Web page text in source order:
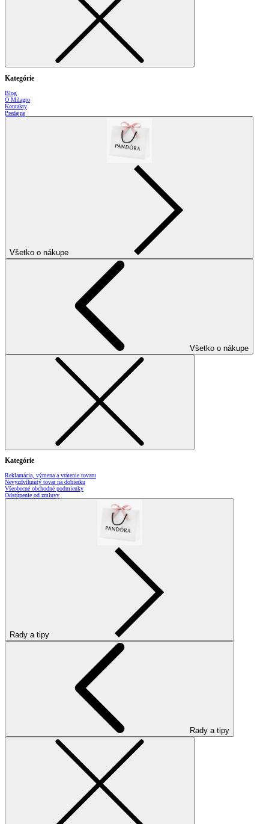
Kategórie
Blog
O Milagro
Kontakty
Predajne
Všetko o nákupe
Všetko o nákupe
Kategórie
Reklamácia, výmena a vrátenie tovaru
Nevyzdvihnutý tovar na dobierku
Všeobecné obchodné podmienky
Odstúpenie od zmluvy
Rady a tipy
Rady a tipy